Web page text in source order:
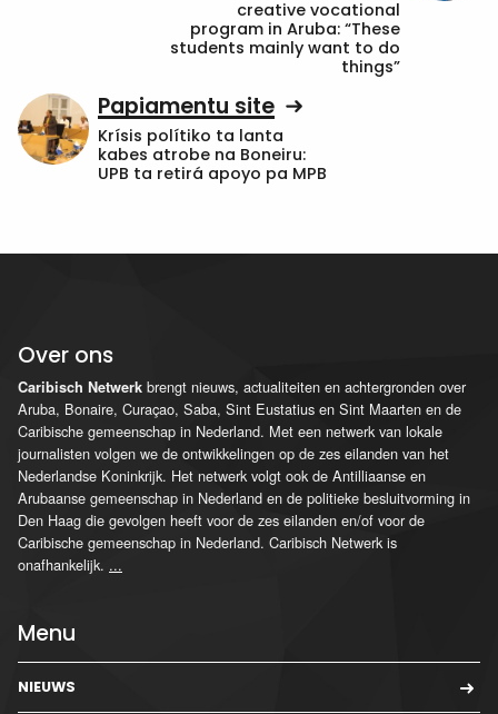
creative vocational
program in Aruba: “These
students mainly want to do
things”
Papiamentu site
Krísis polítiko ta lanta
kabes atrobe na Boneiru:
UPB ta retirá apoyo pa MPB
Over ons
Caribisch Netwerk brengt nieuws, actualiteiten en achtergronden over
Aruba, Bonaire, Curaçao, Saba, Sint Eustatius en Sint Maarten en de
Caribische gemeenschap in Nederland. Met een netwerk van lokale
journalisten volgen we de ontwikkelingen op de zes eilanden van het
Nederlandse Koninkrijk. Het netwerk volgt ook de Antilliaanse en
Arubaanse gemeenschap in Nederland en de politieke besluitvorming in
Den Haag die gevolgen heeft voor de zes eilanden en/of voor de
Caribische gemeenschap in Nederland. Caribisch Netwerk is
onafhankelijk. ...
Menu
NIEUWS